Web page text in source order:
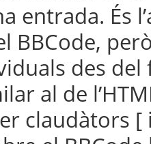
entrada. És
BBCode,
des
al de
claudàtors [